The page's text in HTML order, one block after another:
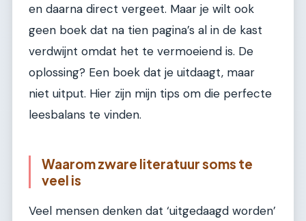
en daarna direct vergeet. Maar je wilt ook
geen boek dat na tien pagina’s al in de kast
verdwijnt omdat het te vermoeiend is. De
oplossing? Een boek dat je uitdaagt, maar
niet uitput. Hier zijn mijn tips om die perfecte
leesbalans te vinden.
Waarom zware literatuur soms te
veel is
Veel mensen denken dat ‘uitgedaagd worden’